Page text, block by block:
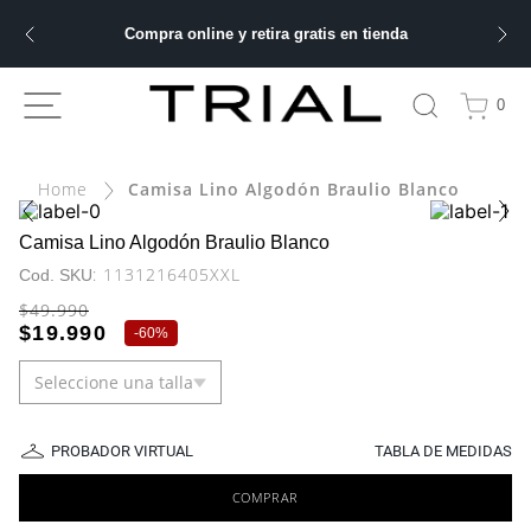
Compra online y retira gratis en tienda
0
Camisa Lino Algodón Braulio Blanco
Camisa Lino Algodón Braulio Blanco
: 1131216405XXL
$49.990
$19.990 -60%
Seleccione una talla
PROBADOR VIRTUAL TABLA DE MEDIDAS
COMPRAR
BUSCADOS